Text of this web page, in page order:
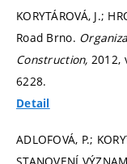
KORYTÁROVÁ, J.;
Road Brno.
Construction, 2012,
6228.
Detail
ADLOFOVÁ, P.;